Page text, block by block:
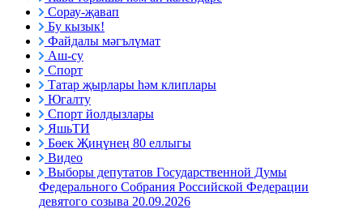
Сорау-җавап
Бу кызык!
Файдалы мәгълүмат
Аш-су
Спорт
Татар җырлары һәм клиплары
Югалту
Спорт йолдызлары
ЯшьТИ
Бөек Җиңүнең 80 еллыгы
Видео
Выборы депутатов Государственной Думы
Федерального Собрания Российской Федерации
девятого созыва 20.09.2026